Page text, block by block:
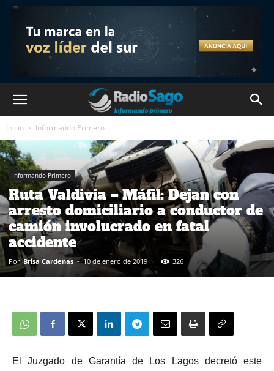
Inicio Informando Primero
Informando Primero
Ruta Valdivia – Máfil: Dejan con
arresto domiciliario a conductor de
camión involucrado en fatal
accidente
Por Brisa Cardenas - 10 de enero de 2019 326
ElJuzgado de Garantía de Los Lagos decretó este